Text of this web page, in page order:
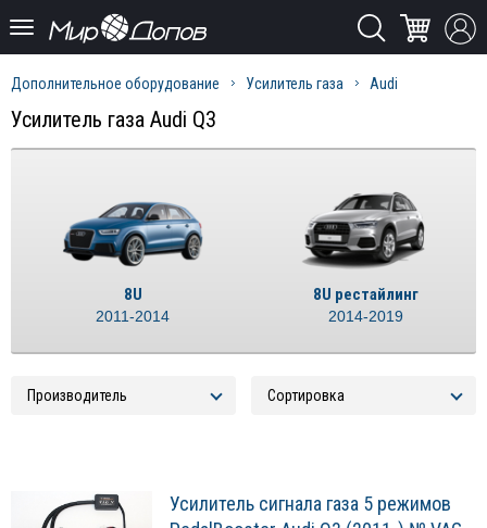
Дополнительное оборудование Усилитель газа Audi
Усилитель газа Audi Q3
8U
2011-2014
8U рестайлинг
2014-2019
Усилитель сигнала газа 5 режимов